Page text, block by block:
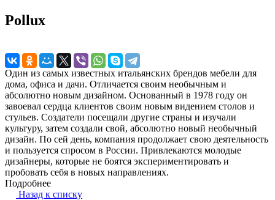
Pollux
Один из самых известных итальянских брендов мебели для
дома, офиса и дачи. Отличается своим необычным и
абсолютно новым дизайном. Основанный в 1978 году он
завоевал сердца клиентов своим новым видением столов и
стульев. Создатели посещали другие страны и изучали
культуру, затем создали свой, абсолютно новый необычный
дизайн. По сей день, компания продолжает свою деятельность
и пользуется спросом в России. Привлекаются молодые
дизайнеры, которые не боятся экспериментировать и
пробовать себя в новых направлениях.
Подробнее
Назад к списку